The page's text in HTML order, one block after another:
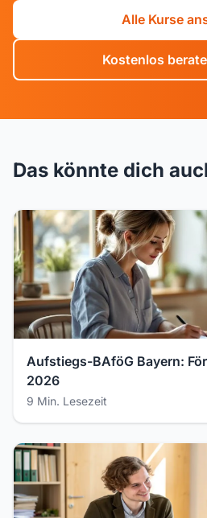
Alle Kurse
Kostenlos
Das könnte dich
Aufstiegs-BAföG Bayern:
2026
9 Min. Lesezeit